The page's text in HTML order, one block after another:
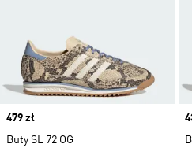
Price
479 zł
Buty SL 72 OG